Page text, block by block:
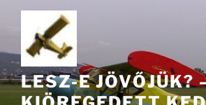
Tartalomhoz
LESZ-E JÖVŐJÜK?